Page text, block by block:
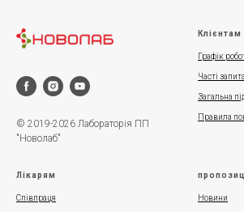
© 2019-2026 Лабораторія ПП
"Новолаб"
Клієнтам
Графік
Часті
Загальна
Правила
Лікарям
Співпраця Новини